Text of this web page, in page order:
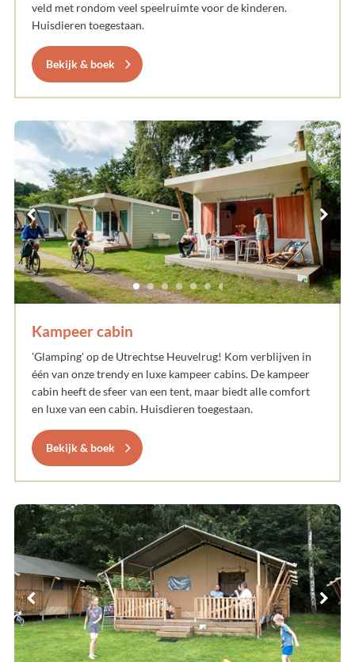
veld met rondom veel speelruimte voor de kinderen.
Huisdieren toegestaan.
Bekijk & boek
Kampeer cabin
'Glamping' op de Utrechtse Heuvelrug! Kom verblijven in
één van onze trendy en luxe kampeer cabins. De kampeer
cabin heeft de sfeer van een tent, maar biedt alle comfort
en luxe van een cabin. Huisdieren toegestaan.
Bekijk & boek